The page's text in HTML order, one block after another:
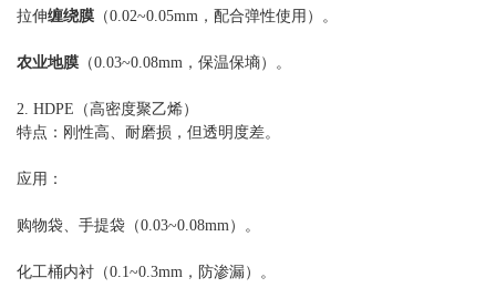
拉伸缠绕膜 （0.02~0.05mm，配合弹性使用）。
农业地膜 （0.03~0.08mm，保温保墒）。
2. HDPE（高密度聚乙烯）
特点：刚性高、耐磨损，但透明度差。
应用：
购物袋、手提袋（0.03~0.08mm）。
化工桶内衬（0.1~0.3mm，防渗漏）。